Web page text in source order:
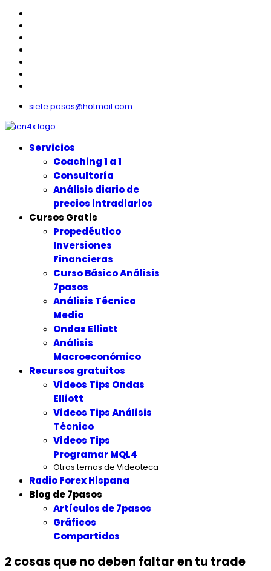
siete.pasos@hotmail.com
Servicios
Coaching 1 a 1
Consultoría
Análisis diario de
precios intradiarios
Cursos Gratis
Propedéutico
Inversiones
Financieras
Curso Básico Análisis
7pasos
Análisis Técnico
Medio
Ondas Elliott
Análisis
Macroeconómico
Recursos gratuitos
Videos Tips Ondas
Elliott
Videos Tips Análisis
Técnico
Videos Tips
Programar MQL4
Otros temas de Videoteca
Radio Forex Hispana
Blog de 7pasos
Artículos de 7pasos
Gráficos
Compartidos
2 cosas que no deben faltar en tu trade